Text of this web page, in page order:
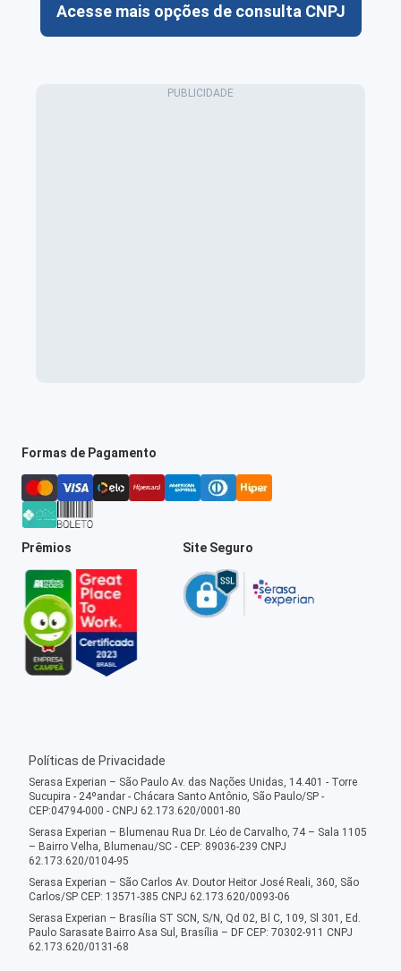
Acesse mais opções de consulta CNPJ
Formas de Pagamento
Prêmios Site Seguro
Políticas de Privacidade
Serasa Experian – São Paulo Av. das Nações Unidas, 14.401 - Torre
Sucupira - 24ºandar - Chácara Santo Antônio, São Paulo/SP -
CEP:04794-000 - CNPJ 62.173.620/0001-80
Serasa Experian – Blumenau Rua Dr. Léo de Carvalho, 74 – Sala 1105
– Bairro Velha, Blumenau/SC - CEP: 89036-239 CNPJ
62.173.620/0104-95
Serasa Experian – São Carlos Av. Doutor Heitor José Reali, 360, São
Carlos/SP CEP: 13571-385 CNPJ 62.173.620/0093-06
Serasa Experian – Brasília ST SCN, S/N, Qd 02, Bl C, 109, Sl 301, Ed.
Paulo Sarasate Bairro Asa Sul, Brasília – DF CEP: 70302-911 CNPJ
62.173.620/0131-68